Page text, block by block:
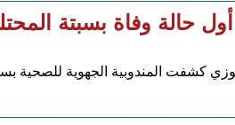
أول حالة وفاة بسبتة
المندوبية الجهوية للصحية بسبتة